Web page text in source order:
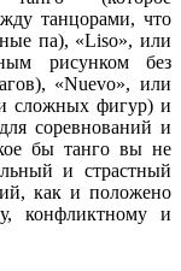
танцорами, что
па), «Liso», или
рисунком без
«Nuevo», или
сложных фигур) и
соревнований и
бы танго вы не
и страстный
как и положено
конфликтному и